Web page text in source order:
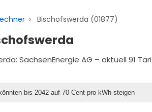
› Bischofswerda (01877)
SachsenEnergie AG – aktuell 91
bis 2042 auf 70 Cent pro kWh steigen